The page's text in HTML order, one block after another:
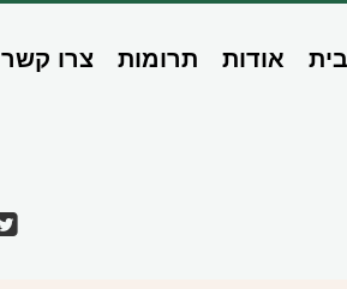
בית אודות תרומות צרו קשר